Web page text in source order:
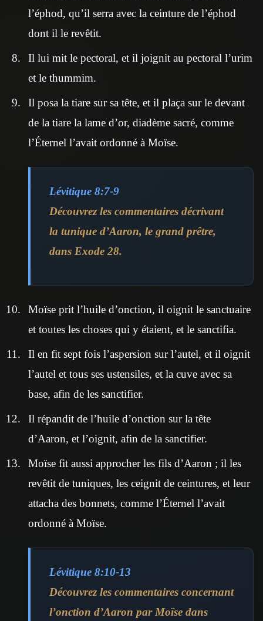
l’éphod, qu’il serra avec la ceinture de l’éphod
dont il le revêtit.
Il lui mit le pectoral, et il joignit au pectoral l’urim
et le thummim.
Il posa la tiare sur sa tête, et il plaça sur le devant
de la tiare la lame d’or, diadème sacré, comme
l’Éternel l’avait ordonné à Moïse.
Lévitique 8:7-9
Découvrez les commentaires décrivant
la tunique d’Aaron, le grand prêtre,
dans Exode 28.
Moïse prit l’huile d’onction, il oignit le sanctuaire
et toutes les choses qui y étaient, et le sanctifia.
Il en fit sept fois l’aspersion sur l’autel, et il oignit
l’autel et tous ses ustensiles, et la cuve avec sa
base, afin de les sanctifier.
Il répandit de l’huile d’onction sur la tête
d’Aaron, et l’oignit, afin de la sanctifier.
Moïse fit aussi approcher les fils d’Aaron ; il les
revêtit de tuniques, les ceignit de ceintures, et leur
attacha des bonnets, comme l’Éternel l’avait
ordonné à Moïse.
Lévitique 8:10-13
Découvrez les commentaires concernant
l’onction d’Aaron par Moïse dans